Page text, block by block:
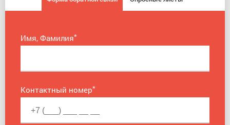
Имя, Фамилия*
Контактный номер*